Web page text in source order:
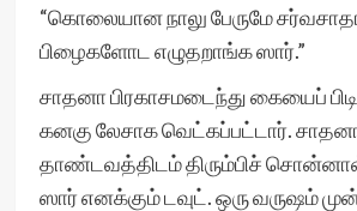
“கொலையான நாலு பேருமே
பிழைகளோட எழுதறாங்க ஸார்.”
சாதனா பிரகாசமடைந்து கையைப்
கனகு லேசாக வெட்கப்பட்டார்.
தாண்டவத்திடம் திரும்பிச்
ஸார் எனக்கும் டவுட். ஒரு வருஷம்